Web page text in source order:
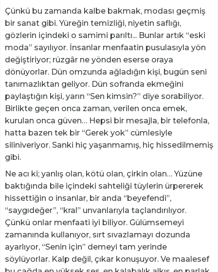
Çünkü bu zamanda kalbe bakmak, modası geçmiş
bir sanat gibi. Yüreğin temizliği, niyetin saflığı,
gözlerin içindeki o samimi parıltı... Bunlar artık “eski
moda” sayılıyor. İnsanlar menfaatin pusulasıyla yön
değiştiriyor; rüzgâr ne yönden eserse oraya
dönüyorlar. Dün omzunda ağladığın kişi, bugün seni
tanımazlıktan geliyor. Dün sofranda ekmeğini
paylaştığın kişi, yarın “Sen kimsin?” diye sorabiliyor.
Birlikte geçen onca zaman, verilen onca emek,
kurulan onca güven… Hepsi bir mesajla, bir telefonla,
hatta bazen tek bir “Gerek yok” cümlesiyle
siliniveriyor. Sanki hiç yaşanmamış, hiç hissedilmemiş
gibi.
Ne acı ki; yanlış olan, kötü olan, çirkin olan… Yüzüne
baktığında bile içindeki sahteliği tüylerin ürpererek
hissettiğin o insanlar, bir anda “beyefendi”,
“saygıdeğer”, “kral” unvanlarıyla taçlandırılıyor.
Çünkü onlar menfaati iyi biliyor. Gülümsemeyi
zamanında kullanıyor, sırt sıvazlamayı dozunda
ayarlıyor, “Senin için” demeyi tam yerinde
söylüyorlar. Kalp değil, çıkar konuşuyor. Ve maalesef